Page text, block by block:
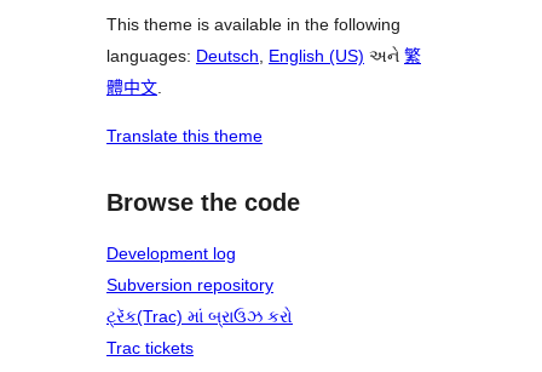
This theme is available in the following
languages: Deutsch, English (US) અને 繁
體中文.
Translate this theme
Browse the code
Development log
Subversion repository
ટ્રૅક(Trac) માં બ્રાઉઝ કરો
Trac tickets